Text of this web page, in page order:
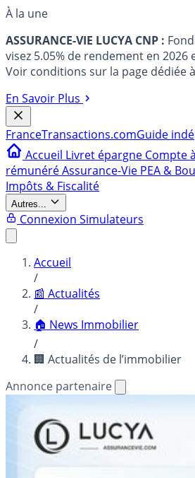
À la une
ASSURANCE-VIE LUCYA CNP :
visez 5.05% de rendement en 2026
Voir conditions sur la page dédiée
En Savoir Plus
FranceTransactions.comGuide
Accueil Livret épargne Compte
rémunéréAssurance-Vie PEA &
Impôts & Fiscalité
Autres...
Connexion Simulateurs
Accueil
/
📰 Actualités
/
🏠 News Immobilier
/
🏢 Actualités de l’immobilier
Annonce partenaire